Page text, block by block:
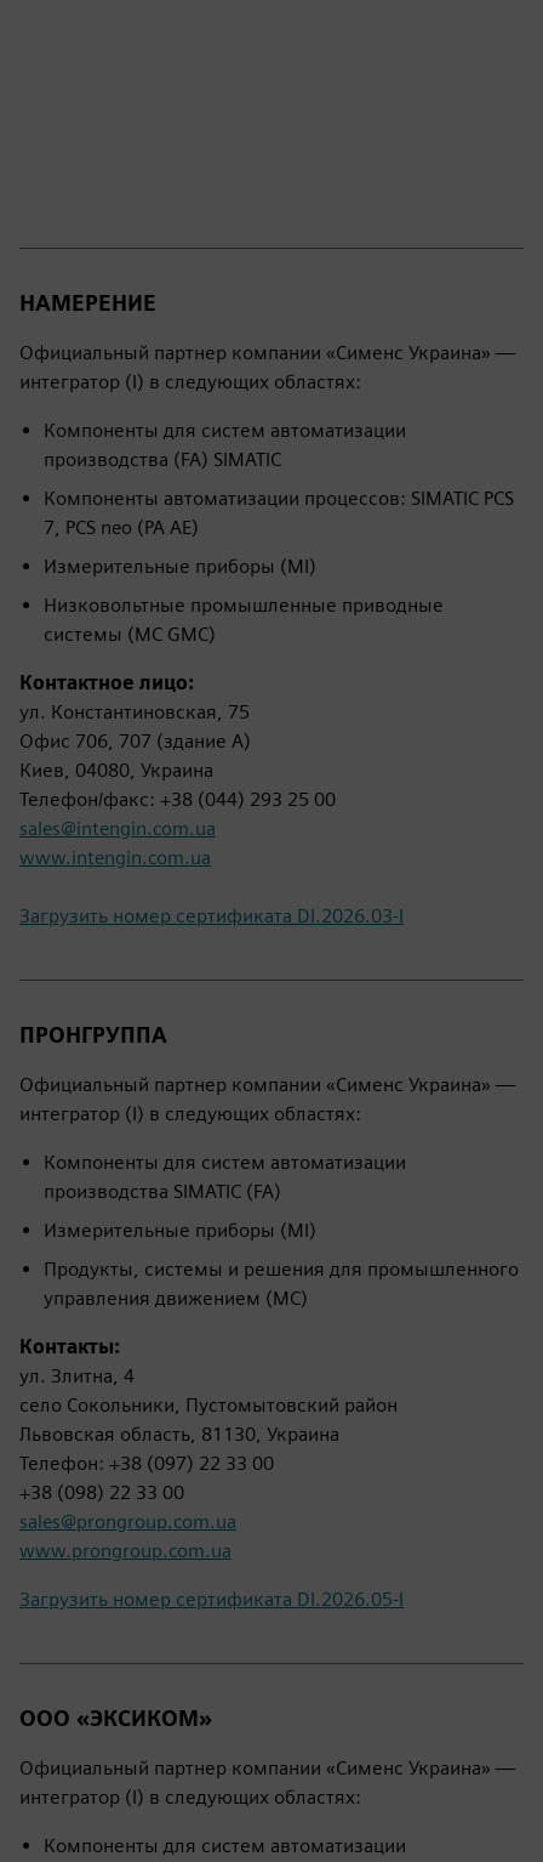
НАМЕРЕНИЕ
Официальный партнер компании «Сименс Украина» —
интегратор (I) в следующих областях:
Компоненты для систем автоматизации
производства (FA) SIMATIC
Компоненты автоматизации процессов: SIMATIC PCS
7, PCS neo (PA AE)
Измерительные приборы (MI)
Низковольтные промышленные приводные
системы (MC GMC)
Контактное лицо:
ул. Константиновская, 75
Офис 706, 707 (здание A)
Киев, 04080, Украина
Телефон/факс: +38 (044) 293 25 00
sales@intengin.com.ua
www.intengin.com.ua
Загрузить номер сертификата DI.2026.03-I
ПРОНГРУППА
Официальный партнер компании «Сименс Украина» —
интегратор (I) в следующих областях:
Компоненты для систем автоматизации
производства SIMATIC (FA)
Измерительные приборы (MI)
Продукты, системы и решения для промышленного
управления движением (MC)
Контакты:
ул. Злитна, 4
село Сокольники, Пустомытовский район
Львовская область, 81130, Украина
Телефон: +38 (097) 22 33 00
+38 (098) 22 33 00
sales@prongroup.com.ua
www.prongroup.com.ua
Загрузить номер сертификата DI.2026.05-I
ООО «ЭКСИКОМ»
Официальный партнер компании «Сименс Украина» —
интегратор (I) в следующих областях:
Компоненты для систем автоматизации